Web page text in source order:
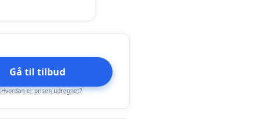
Gå til tilbud
Hvordan er prisen udregnet?